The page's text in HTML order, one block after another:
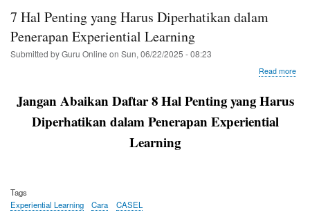
okr
7 Hal Penting yang Harus Diperhatikan dalam
Penerapan Experiential Learning
Submitted byGuru Online on Sun, 06/22/2025 - 08:23
Read more
Jangan Abaikan Daftar 8 Hal Penting yang Harus
Diperhatikan dalam Penerapan Experiential
Learning
Tags
Experiential Learning
Cara CASEL